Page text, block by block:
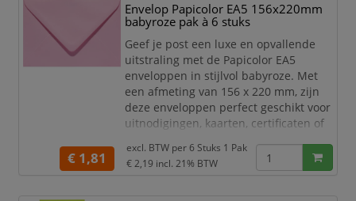
professionele uitstraling. De klasseieke
marmer grijswitte kleur is ideaal voor
speciale gelegenheden en
marketingdoeleind
Envelop Papicolor EA5 156x220mm
babyroze pak à 6 stuks
Geef je post een luxe en opvallende
uitstraling met de Papicolor EA5
enveloppen in stijlvol babyroze. Met
een afmeting van 156 x 220 mm, zijn
deze enveloppen perfect geschikt voor
uitnodigingen, kaarten, certificaten of
Het hoge kwaliteit papier is stevig,
€ 1,81
excl. BTW per6 Stuks 1 Pak
€ 2,19 incl. 21% BTW